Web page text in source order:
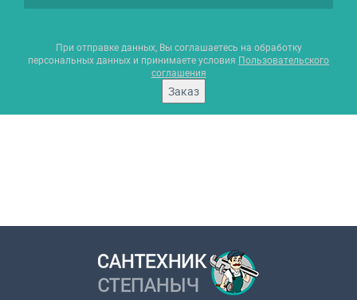
При отправке данных, Вы соглашаетесь на обработку
персональных данных и принимаете условия Пользовательского
соглашения
Заказ